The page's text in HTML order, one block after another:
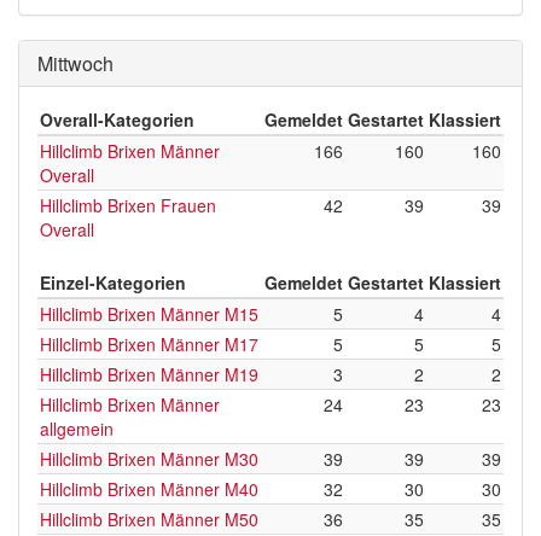
Mittwoch
Overall-Kategorien Gemeldet Gestartet Klassiert
Hillclimb Brixen Männer
Overall
166 160 160
Hillclimb Brixen Frauen
Overall
42 39 39
Einzel-Kategorien Gemeldet Gestartet Klassiert
Hillclimb Brixen Männer M15
5 4
4
Hillclimb Brixen Männer M17
5 5
5
Hillclimb Brixen Männer M19
3 2
2
Hillclimb Brixen Männer
allgemein
24 23 23
Hillclimb Brixen Männer M30 39 39
39
Hillclimb Brixen Männer M40
32 30
30
Hillclimb Brixen Männer M50
36 35
35